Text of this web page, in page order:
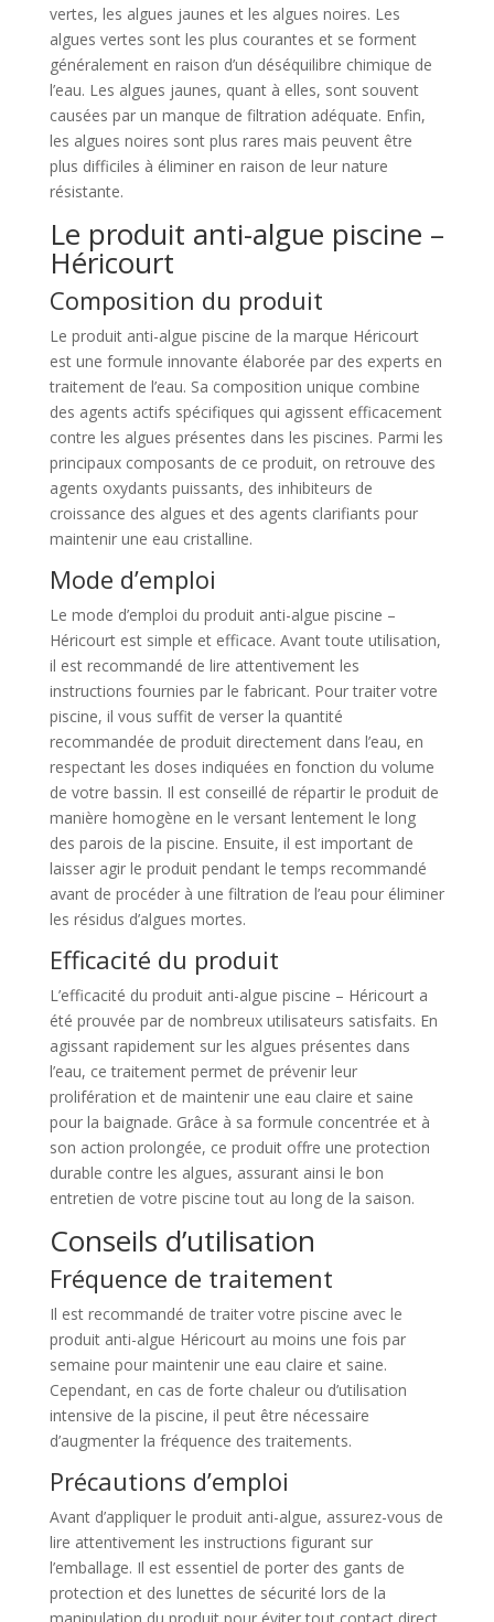
vertes, les algues jaunes et les algues noires. Les
algues vertes sont les plus courantes et se forment
généralement en raison d’un déséquilibre chimique de
l’eau. Les algues jaunes, quant à elles, sont souvent
causées par un manque de filtration adéquate. Enfin,
les algues noires sont plus rares mais peuvent être
plus difficiles à éliminer en raison de leur nature
résistante.
Le produit anti-algue piscine –
Héricourt
Composition du produit
Le produit anti-algue piscine de la marque Héricourt
est une formule innovante élaborée par des experts en
traitement de l’eau. Sa composition unique combine
des agents actifs spécifiques qui agissent efficacement
contre les algues présentes dans les piscines. Parmi les
principaux composants de ce produit, on retrouve des
agents oxydants puissants, des inhibiteurs de
croissance des algues et des agents clarifiants pour
maintenir une eau cristalline.
Mode d’emploi
Le mode d’emploi du produit anti-algue piscine –
Héricourt est simple et efficace. Avant toute utilisation,
il est recommandé de lire attentivement les
instructions fournies par le fabricant. Pour traiter votre
piscine, il vous suffit de verser la quantité
recommandée de produit directement dans l’eau, en
respectant les doses indiquées en fonction du volume
de votre bassin. Il est conseillé de répartir le produit de
manière homogène en le versant lentement le long
des parois de la piscine. Ensuite, il est important de
laisser agir le produit pendant le temps recommandé
avant de procéder à une filtration de l’eau pour éliminer
les résidus d’algues mortes.
Efficacité du produit
L’efficacité du produit anti-algue piscine – Héricourt a
été prouvée par de nombreux utilisateurs satisfaits. En
agissant rapidement sur les algues présentes dans
l’eau, ce traitement permet de prévenir leur
prolifération et de maintenir une eau claire et saine
pour la baignade. Grâce à sa formule concentrée et à
son action prolongée, ce produit offre une protection
durable contre les algues, assurant ainsi le bon
entretien de votre piscine tout au long de la saison.
Conseils d’utilisation
Fréquence de traitement
Il est recommandé de traiter votre piscine avec le
produit anti-algue Héricourt au moins une fois par
semaine pour maintenir une eau claire et saine.
Cependant, en cas de forte chaleur ou d’utilisation
intensive de la piscine, il peut être nécessaire
d’augmenter la fréquence des traitements.
Précautions d’emploi
Avant d’appliquer le produit anti-algue, assurez-vous de
lire attentivement les instructions figurant sur
l’emballage. Il est essentiel de porter des gants de
protection et des lunettes de sécurité lors de la